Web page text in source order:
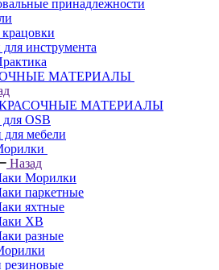
принадлежности
инструмента
МАТЕРИАЛЫ
МАТЕРИАЛЫ
для OSB
для мебели
Назад
Морилки
паркетные
яхтные
ХВ
разные
резиновые